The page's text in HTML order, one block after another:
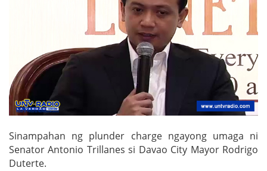
Sinampahan ng plunder charge ngayong umaga ni
Senator Antonio Trillanes si Davao City Mayor Rodrigo
Duterte.